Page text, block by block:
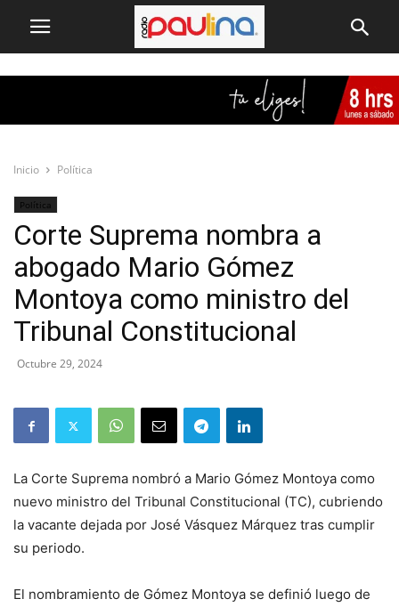
Inicio Política
Política
Corte Suprema nombra a
abogado Mario Gómez
Montoya como ministro del
Tribunal Constitucional
Octubre 29, 2024
La Corte Suprema nombró a Mario Gómez Montoya como
nuevo ministro del Tribunal Constitucional (TC), cubriendo
la vacante dejada por José Vásquez Márquez tras cumplir
su periodo.
El nombramiento de Gómez Montoya se definió luego de